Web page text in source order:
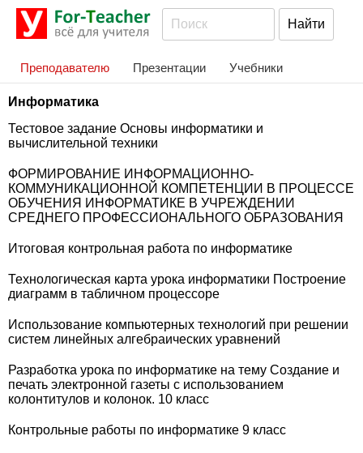
Преподавателю Презентации Учебники
Информатика
Тестовое задание Основы информатики и
вычислительной техники
ФОРМИРОВАНИЕ ИНФОРМАЦИОННО-
КОММУНИКАЦИОННОЙ КОМПЕТЕНЦИИ В ПРОЦЕССЕ
ОБУЧЕНИЯ ИНФОРМАТИКЕ В УЧРЕЖДЕНИИ
СРЕДНЕГО ПРОФЕССИОНАЛЬНОГО ОБРАЗОВАНИЯ
Итоговая контрольная работа по информатике
Технологическая карта урока информатики Построение
диаграмм в табличном процессоре
Использование компьютерных технологий при решении
систем линейных алгебраических уравнений
Разработка урока по информатике на тему Создание и
печать электронной газеты с использованием
колонтитулов и колонок. 10 класс
Контрольные работы по информатике 9 класс